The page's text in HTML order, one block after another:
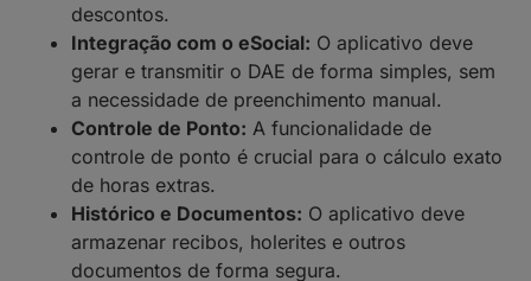
descontos.
Integração com o eSocial: O aplicativo deve
gerar e transmitir o DAE de forma simples, sem
a necessidade de preenchimento manual.
Controle de Ponto: A funcionalidade de
controle de ponto é crucial para o cálculo exato
de horas extras.
Histórico e Documentos: O aplicativo deve
armazenar recibos, holerites e outros
documentos de forma segura.